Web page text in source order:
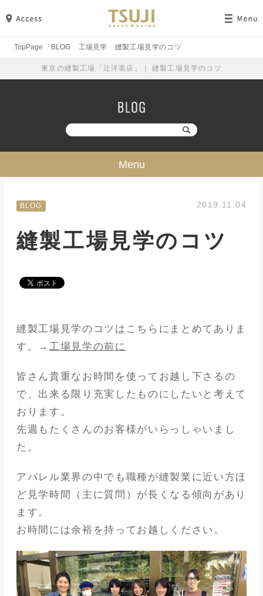
TopPage BLOG 工場見学 縫製工場見学のコツ
東京の縫製工場「辻洋装店」｜ 縫製工場見学のコツ
Menu
勉強・成長
メゾンな日々
BLOG 2019.11.04
縫製工場見学のコツ
縫製工場見学のコツはこちらにまとめてありま
す。→ 工場見学の前に
皆さん貴重なお時間を使ってお越し下さるの
で、出来る限り充実したものにしたいと考えて
おります。
先週もたくさんのお客様がいらっしゃいまし
た。
アパレル業界の中でも職種が縫製業に近い方ほ
ど見学時間（主に質問）が長くなる傾向があり
ます。
お時間には余裕を持ってお越しください。